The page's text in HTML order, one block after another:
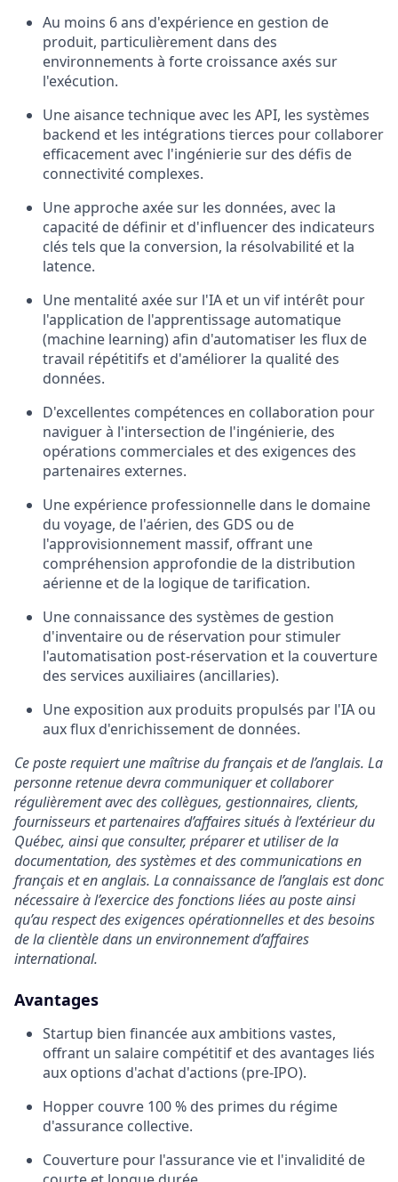
Au moins 6 ans d'expérience en gestion de
produit, particulièrement dans des
environnements à forte croissance axés sur
l'exécution.
Une aisance technique avec les API, les systèmes
backend et les intégrations tierces pour collaborer
efficacement avec l'ingénierie sur des défis de
connectivité complexes.
Une approche axée sur les données, avec la
capacité de définir et d'influencer des indicateurs
clés tels que la conversion, la résolvabilité et la
latence.
Une mentalité axée sur l'IA et un vif intérêt pour
l'application de l'apprentissage automatique
(machine learning) afin d'automatiser les flux de
travail répétitifs et d'améliorer la qualité des
données.
D'excellentes compétences en collaboration pour
naviguer à l'intersection de l'ingénierie, des
opérations commerciales et des exigences des
partenaires externes.
Une expérience professionnelle dans le domaine
du voyage, de l'aérien, des GDS ou de
l'approvisionnement massif, offrant une
compréhension approfondie de la distribution
aérienne et de la logique de tarification.
Une connaissance des systèmes de gestion
d'inventaire ou de réservation pour stimuler
l'automatisation post-réservation et la couverture
des services auxiliaires (ancillaries).
Une exposition aux produits propulsés par l'IA ou
aux flux d'enrichissement de données.
Ce poste requiert une maîtrise du français et de l’anglais. La
personne retenue devra communiquer et collaborer
régulièrement avec des collègues, gestionnaires, clients,
fournisseurs et partenaires d’affaires situés à l’extérieur du
Québec, ainsi que consulter, préparer et utiliser de la
documentation, des systèmes et des communications en
français et en anglais. La connaissance de l’anglais est donc
nécessaire à l’exercice des fonctions liées au poste ainsi
qu’au respect des exigences opérationnelles et des besoins
de la clientèle dans un environnement d’affaires
international.
Avantages
Startup bien financée aux ambitions vastes,
offrant un salaire compétitif et des avantages liés
aux options d'achat d'actions (pre-IPO).
Hopper couvre 100 % des primes du régime
d'assurance collective.
Couverture pour l'assurance vie et l'invalidité de